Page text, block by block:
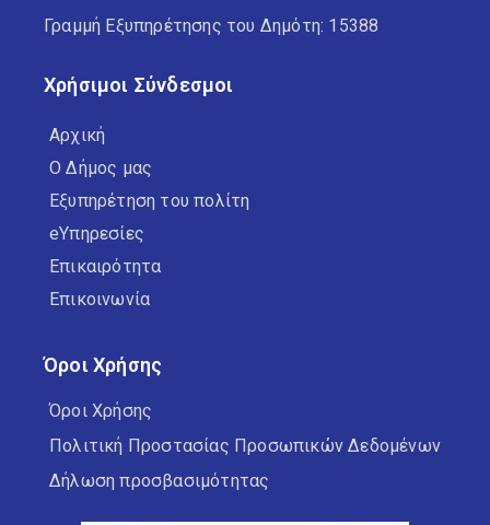
Γραμμή Εξυπηρέτησης του Δημότη: 15388
Χρήσιμοι Σύνδεσμοι
Αρχική
Ο Δήμος μας
Εξυπηρέτηση του πολίτη
eΥπηρεσίες
Επικαιρότητα
Επικοινωνία
Όροι Χρήσης
Όροι Χρήσης
Πολιτική Προστασίας Προσωπικών Δεδομένων
Δήλωση προσβασιμότητας